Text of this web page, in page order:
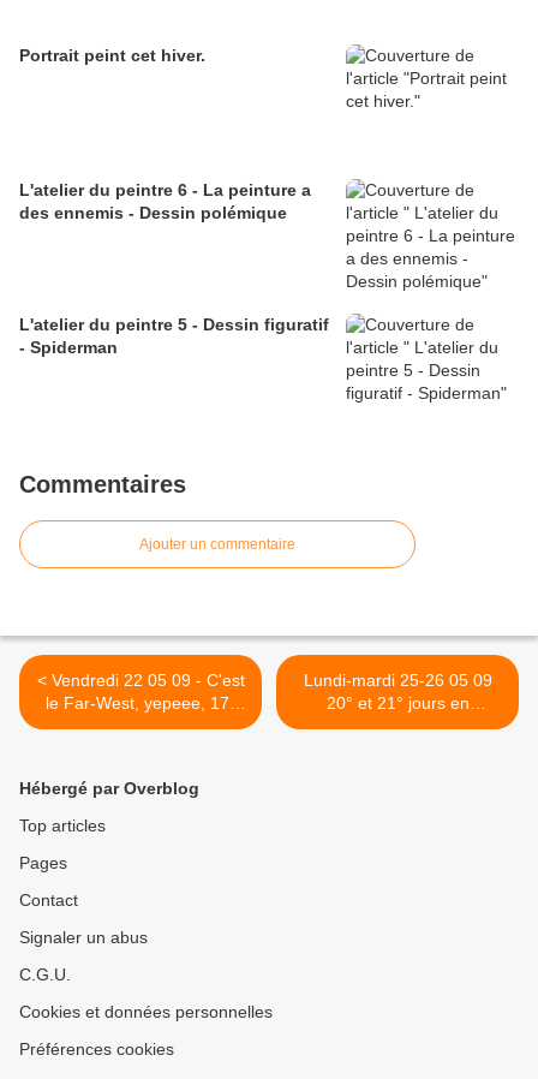
Portrait peint cet hiver.
L'atelier du peintre 6 - La peinture a
des ennemis - Dessin polémique
L'atelier du peintre 5 - Dessin figuratif
- Spiderman
Commentaires
Ajouter un commentaire
< Vendredi 22 05 09 - C'est
le Far-West, yepeee, 17°
jour en Argentine
Lundi-mardi 25-26 05 09
20° et 21° jours en
Argentine >
Hébergé par Overblog
Top articles
Pages
Contact
Signaler un abus
C.G.U.
Cookies et données personnelles
Préférences cookies